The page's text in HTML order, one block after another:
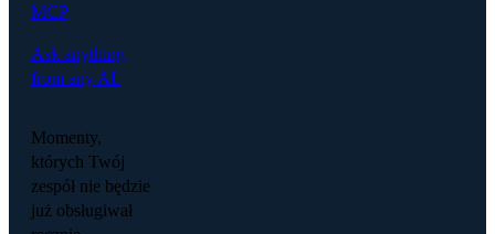
MCP
Ask anything
from any AI.
Momenty,
których Twój
zespół nie będzie
już obsługiwał